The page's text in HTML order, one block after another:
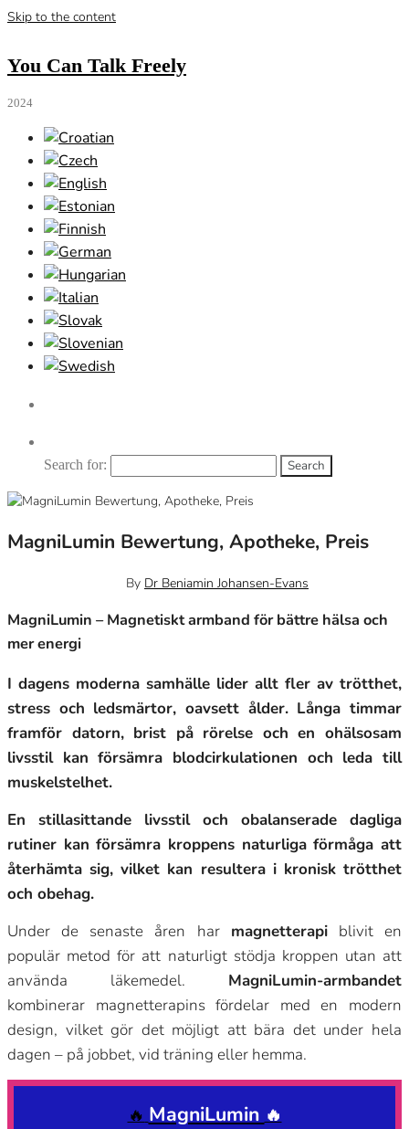
Skip to the content
You Can Talk Freely
2024
Search for:
MagniLumin Bewertung, Apotheke, Preis
By Dr Beniamin Johansen-Evans
MagniLumin – Magnetiskt armband för bättre hälsa och
mer energi
I dagens moderna samhälle lider allt fler av trötthet,
stress och ledsmärtor, oavsett ålder. Långa timmar
framför datorn, brist på rörelse och en ohälsosam
livsstil kan försämra blodcirkulationen och leda till
muskelstelhet.
En stillasittande livsstil och obalanserade dagliga
rutiner kan försämra kroppens naturliga förmåga att
återhämta sig, vilket kan resultera i kronisk trötthet
och obehag.
Under de senaste åren har magnetterapiblivit en
populär metod för att naturligt stödja kroppen utan att
använda läkemedel. MagniLumin-armbandet
kombinerar magnetterapins fördelar med en modern
design, vilket gör det möjligt att bära det under hela
dagen – på jobbet, vid träning eller hemma.
🔥 MagniLumin 🔥